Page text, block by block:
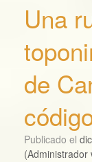
Una
de
Publicado el
(Administrador